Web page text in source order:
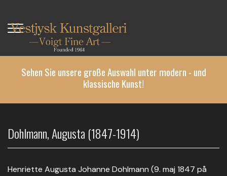
Inhalt
Sehen Sie unsere große Auswahl unter modern - und
klassische Kunst!
Dohlmann, Augusta (1847-1914)
Henriette Augusta Johanne Dohlmann (9. maj 1847 på